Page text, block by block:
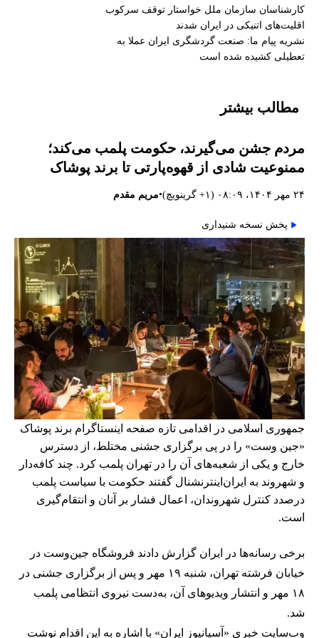
کارشناسان سازمان ملل خواستار توقف سرکوب
اقلیت‌های اتنیکی در ایران شدند
نشریه پیام ما: صنعت گردشگری ایران عملا به
تعطیلی کشیده شده است
مطالب بیشتر
مردم جشن می‌گیرند، حکومت پلمب می‌کند؛
ممنوعیت شادی از قهوه‌پارتی تا برند پوشاک
۲۴ مهر ۱۴۰۴، ۰۸:۰۹ (‎+۱ گرینویچ) •مریم مقدم
پخش نسخه شنیداری
جمهوری اسلامی در اقدامی تازه صفحه اینستاگرام برند پوشاک
«جین وست» را در پی برگزاری جشنی مختلط، از دسترس
خارج و یکی از شعبه‌های آن را در تهران پلمب کرد. چند کافه‌‌دار
و شهروند به ایران‌اینترنشنال گفتند حکومت با سیاست پلمب
درصدد کنترل شهروندان، اعمال فشار بر آنان و انتقام‌گیری
است.
برخی رسانه‌ها در ایران گزارش دادند فروشگاه جین‌وست در
خیابان فرشته تهران، شنبه ۱۹ مهر و پس از برگزاری جشنی در
۱۸ مهر و انتشار ویدیوهای آن، به‌دست نیروی انتظامی پلمب
شد.
وب‌سایت خبری «آسیانیوز ایران» با اشاره به این اقدام نوشت